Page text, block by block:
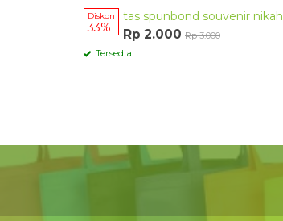
Diskon
33%
tas spunbond souvenir nikah
Rp 2.000 Rp 3.000
Tersedia